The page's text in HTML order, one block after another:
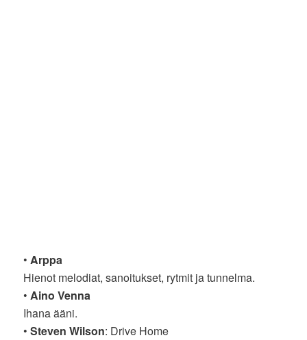
• Arppa
Hienot melodiat, sanoitukset, rytmit ja tunnelma.
• Aino Venna
Ihana ääni.
•Steven Wilson: Drive Home